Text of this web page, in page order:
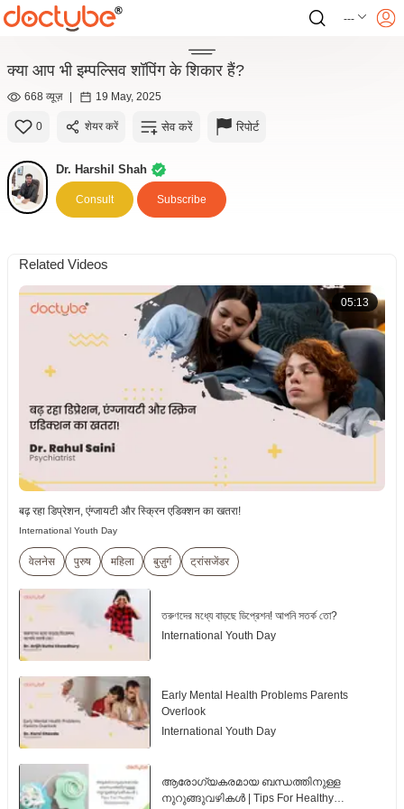
---
क्या आप भी इम्पल्सिव शॉपिंग के शिकार हैं?
668 व्यूज़ | 19 May, 2025
0 शेयर करें सेव करें रिपोर्ट
Dr. Harshil Shah
Consult Subscribe
Related Videos
05:13
बढ़ रहा डिप्रेशन, एंग्जायटी और स्क्रिन एडिक्शन का खतरा!
International Youth Day
वेलनेस पुरुष महिला बुज़ुर्ग ट्रांसजेंडर
তরুণদের মধ্যে বাড়ছে ডিপ্রেশন! আপনি সতর্ক তো?
International Youth Day
Early Mental Health Problems Parents
Overlook
International Youth Day
ആരോഗ്യകരമായ ബന്ധത്തിനുള്ള
നുറുങ്ങുവഴികൾ | Tips For Healthy